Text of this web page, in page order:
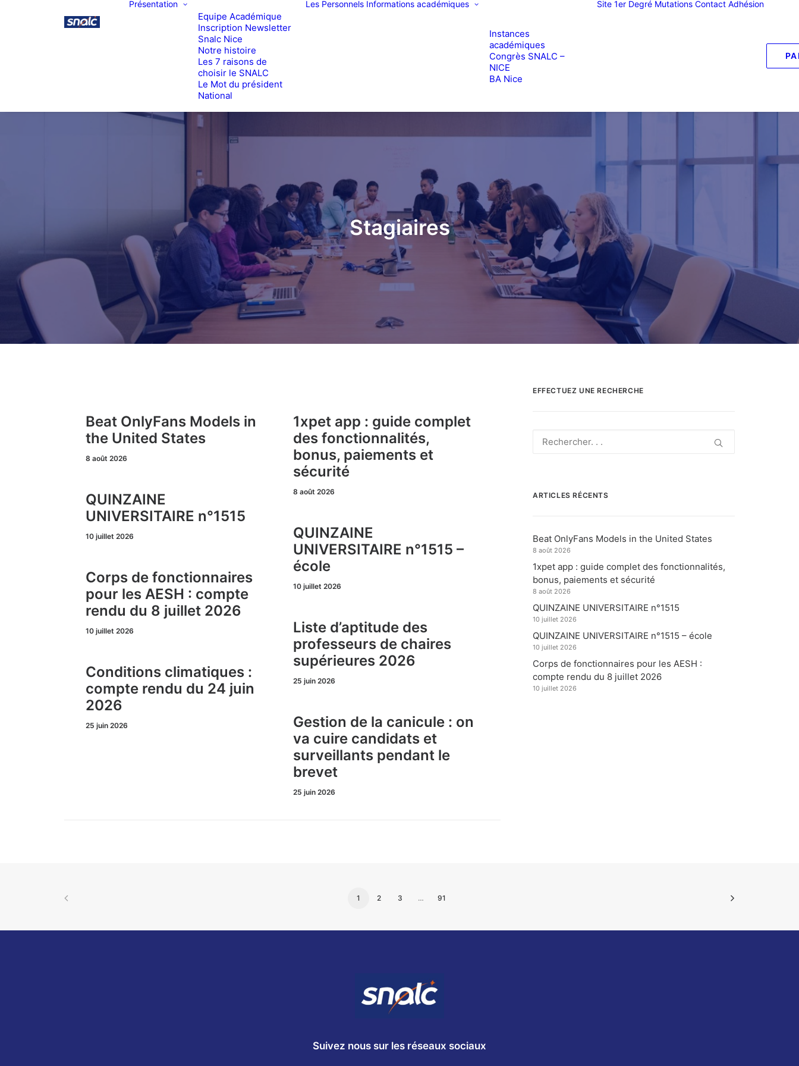
Présentation
Equipe Académique
Inscription Newsletter
Snalc Nice
Notre histoire
Les 7 raisons de
choisir le SNALC
Le Mot du président
National
Les Personnels Informations académiques
Instances
académiques
Congrès SNALC –
NICE
BA Nice
Site 1er Degré Mutations Contact Adhésion
Stagiaires
Beat OnlyFans Models in
the United States
8 août 2026
1xpet app : guide complet
des fonctionnalités,
bonus, paiements et
sécurité
8 août 2026
QUINZAINE
UNIVERSITAIRE n°1515
10 juillet 2026
QUINZAINE
UNIVERSITAIRE n°1515 –
école
10 juillet 2026
Corps de fonctionnaires
pour les AESH : compte
rendu du 8 juillet 2026
10 juillet 2026
Liste d’aptitude des
professeurs de chaires
supérieures 2026
25 juin 2026
Conditions climatiques :
compte rendu du 24 juin
2026
25 juin 2026
Gestion de la canicule : on
va cuire candidats et
surveillants pendant le
brevet
25 juin 2026
EFFECTUEZ UNE RECHERCHE
ARTICLES RÉCENTS
Beat OnlyFans Models in the United States
8 août 2026
1xpet app : guide complet des fonctionnalités,
bonus, paiements et sécurité
8 août 2026
QUINZAINE UNIVERSITAIRE n°1515
10 juillet 2026
QUINZAINE UNIVERSITAIRE n°1515 – école
10 juillet 2026
Corps de fonctionnaires pour les AESH :
compte rendu du 8 juillet 2026
10 juillet 2026
1 2 3 … 91
Suivez nous sur les réseaux sociaux